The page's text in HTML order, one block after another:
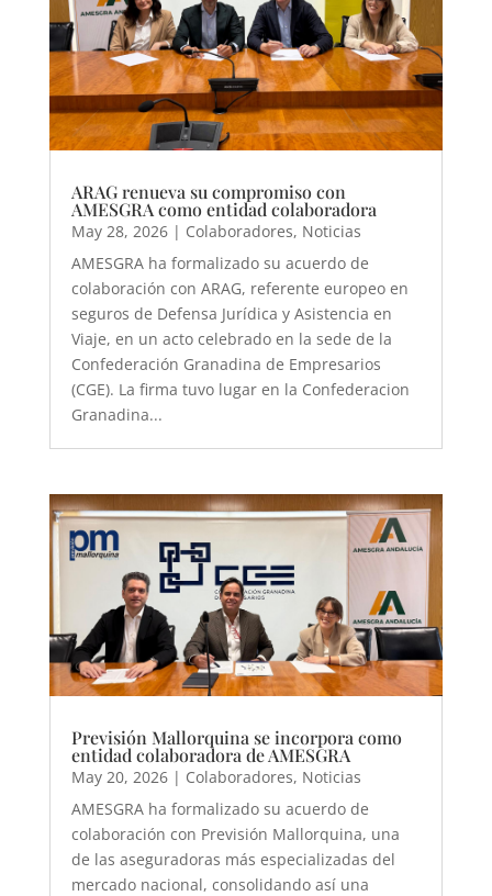
ARAG renueva su compromiso con
AMESGRA como entidad colaboradora
May 28, 2026| Colaboradores, Noticias
AMESGRA ha formalizado su acuerdo de
colaboración con ARAG, referente europeo en
seguros de Defensa Jurídica y Asistencia en
Viaje, en un acto celebrado en la sede de la
Confederación Granadina de Empresarios
(CGE). La firma tuvo lugar en la Confederacion
Granadina...
Previsión Mallorquina se incorpora como
entidad colaboradora de AMESGRA
May 20, 2026| Colaboradores, Noticias
AMESGRA ha formalizado su acuerdo de
colaboración con Previsión Mallorquina, una
de las aseguradoras más especializadas del
mercado nacional, consolidando así una